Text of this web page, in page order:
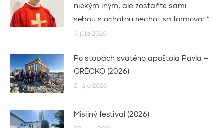
niekým iným, ale zostaňte sami
sebou s ochotou nechať sa formovať.“
7. júla 2026
Po stopách svätého apoštola Pavla –
GRÉCKO (2026)
2. júla 2026
Misijný festival (2026)